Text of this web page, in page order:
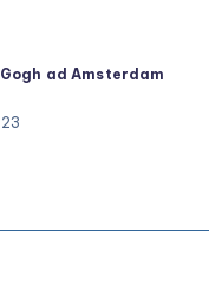
ad Amsterdam